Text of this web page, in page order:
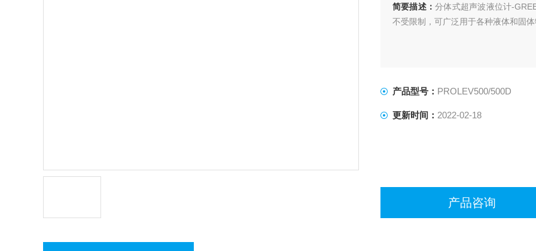
简要描述：分体式超声波液位计-
不受限制，可广泛用于各种液体和固体
产品型号： PROLEV500/500D
更新时间： 2022-02-18
产品咨询